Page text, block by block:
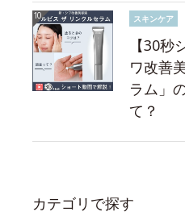
スキンケア
【30
ワ改善
ラム」
て？
カテゴリで探す